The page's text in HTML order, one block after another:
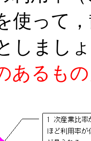
使って
しまし
あるも